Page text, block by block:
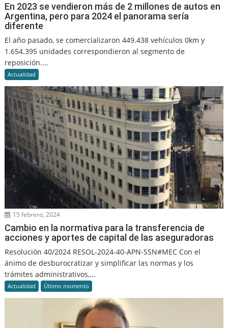
En 2023 se vendieron más de 2 millones de autos en
Argentina, pero para 2024 el panorama sería
diferente
El año pasado, se comercializaron 449.438 vehículos 0km y
1.654.395 unidades correspondieron al segmento de
reposición....
Actualidad
15 febrero, 2024
Cambio en la normativa para la transferencia de
acciones y aportes de capital de las aseguradoras
Resolución 40/2024 RESOL-2024-40-APN-SSN#MEC Con el
ánimo de desburocratizar y simplificar las normas y los
trámites administrativos,...
Actualidad Último momento